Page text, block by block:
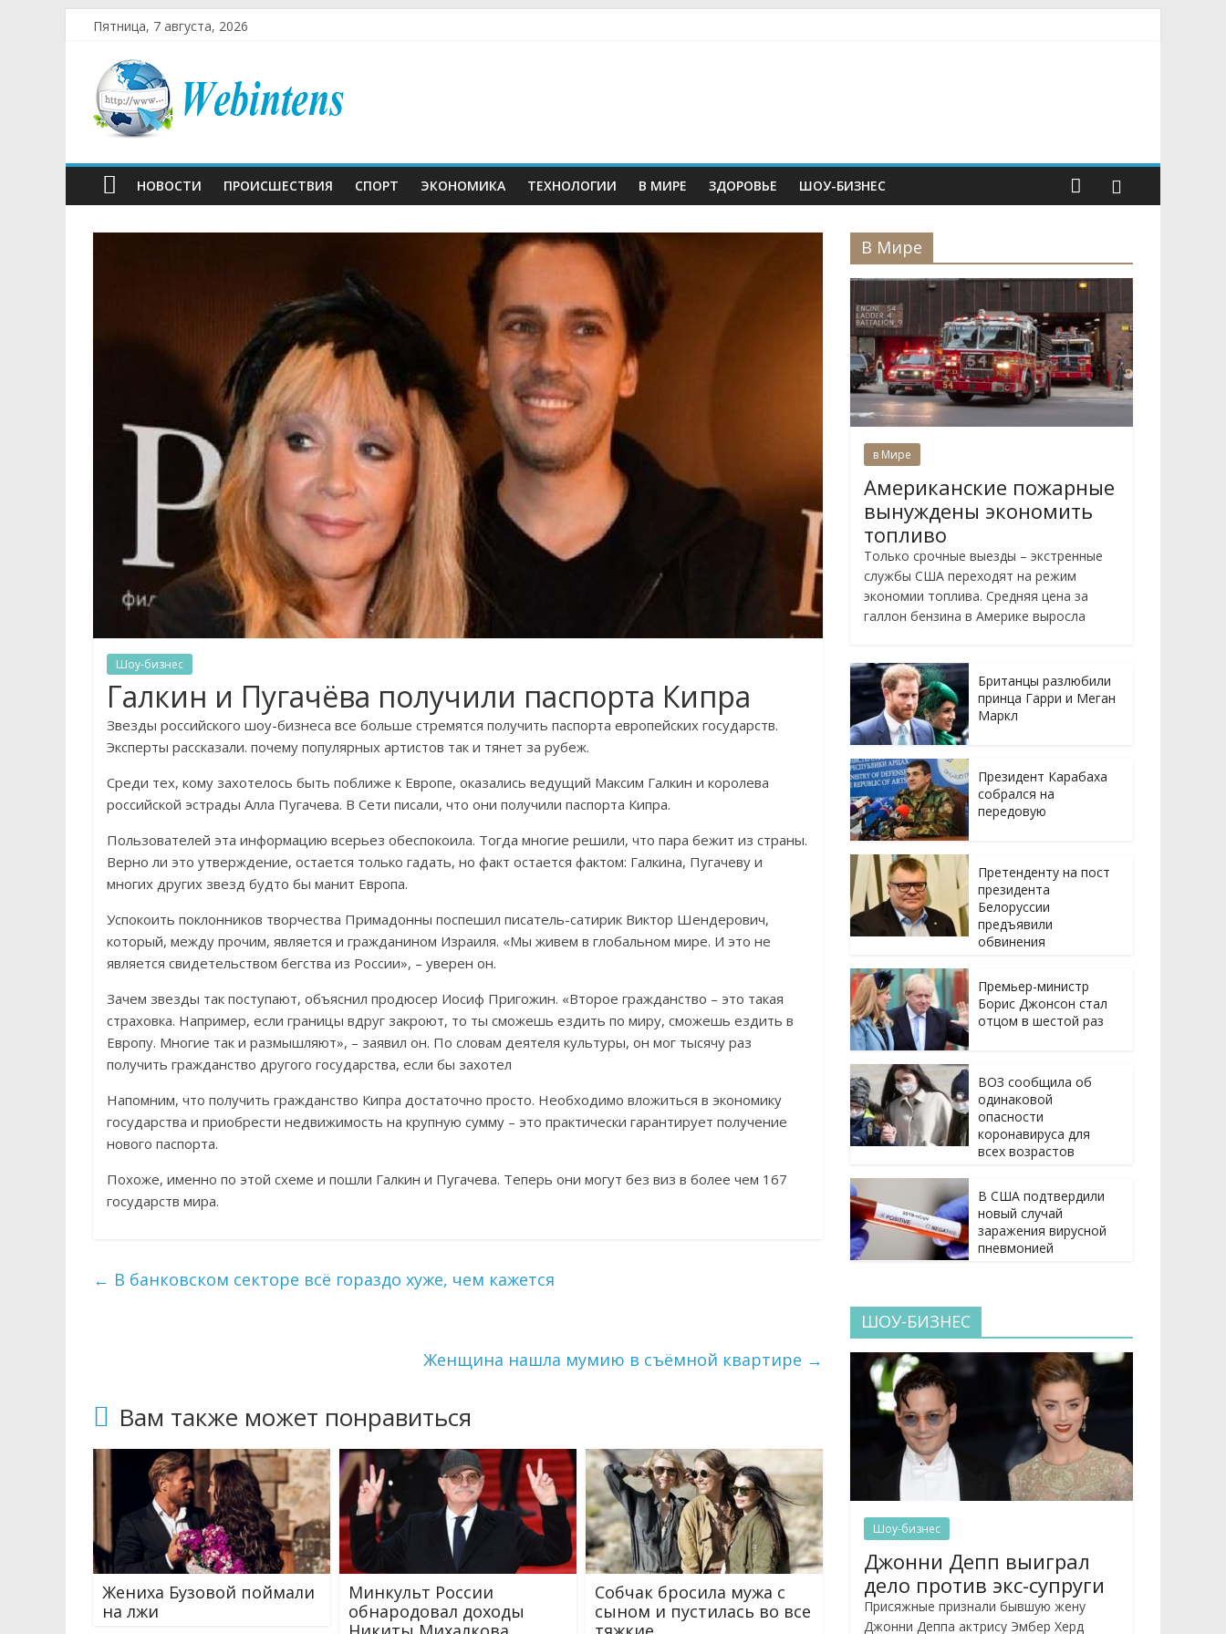
Пятница, 7 августа, 2026
НОВОСТИ ПРОИСШЕСТВИЯ СПОРТ ЭКОНОМИКА ТЕХНОЛОГИИ В МИРЕ ЗДОРОВЬЕ ШОУ-БИЗНЕС
Шоу-бизнес
Галкин и Пугачёва получили паспорта Кипра
Звезды российского шоу-бизнеса все больше стремятся получить паспорта европейских государств.
Эксперты рассказали. почему популярных артистов так и тянет за рубеж.
Среди тех, кому захотелось быть поближе к Европе, оказались ведущий Максим Галкин и королева
российской эстрады Алла Пугачева. В Сети писали, что они получили паспорта Кипра.
Пользователей эта информацию всерьез обеспокоила. Тогда многие решили, что пара бежит из страны.
Верно ли это утверждение, остается только гадать, но факт остается фактом: Галкина, Пугачеву и
многих других звезд будто бы манит Европа.
Успокоить поклонников творчества Примадонны поспешил писатель-сатирик Виктор Шендерович,
который, между прочим, является и гражданином Израиля. «Мы живем в глобальном мире. И это не
является свидетельством бегства из России», – уверен он.
Зачем звезды так поступают, объяснил продюсер Иосиф Пригожин. «Второе гражданство – это такая
страховка. Например, если границы вдруг закроют, то ты сможешь ездить по миру, сможешь ездить в
Европу. Многие так и размышляют», – заявил он. По словам деятеля культуры, он мог тысячу раз
получить гражданство другого государства, если бы захотел
Напомним, что получить гражданство Кипра достаточно просто. Необходимо вложиться в экономику
государства и приобрести недвижимость на крупную сумму – это практически гарантирует получение
нового паспорта.
Похоже, именно по этой схеме и пошли Галкин и Пугачева. Теперь они могут без виз в более чем 167
государств мира.
← В банковском секторе всё гораздо хуже, чем кажется
Женщина нашла мумию в съёмной квартире →
Вам также может понравиться
Жениха Бузовой поймали
на лжи
Минкульт России
обнародовал доходы
Собчак бросила мужа с
сыном и пустилась во все
В Мире
в Мире
Американские пожарные
вынуждены экономить
топливо
Только срочные выезды – экстренные
службы США переходят на режим
экономии топлива. Средняя цена за
галлон бензина в Америке выросла
Британцы разлюбили
принца Гарри и Меган
Маркл
Президент Карабаха
собрался на
передовую
Претенденту на пост
президента
Белоруссии
предъявили
обвинения
Премьер-министр
Борис Джонсон стал
отцом в шестой раз
ВОЗ сообщила об
одинаковой
опасности
коронавируса для
всех возрастов
В США подтвердили
новый случай
заражения вирусной
пневмонией
ШОУ-БИЗНЕС
Шоу-бизнес
Джонни Депп выиграл
дело против экс-супруги
Присяжные признали бывшую жену
Джонни Деппа актрису Эмбер Херд